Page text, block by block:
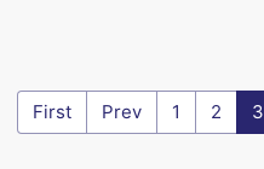
First Prev 1 2 3